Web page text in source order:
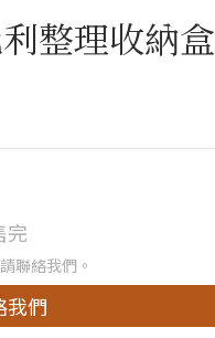
整理收納盒
完
聯絡我們。
我們